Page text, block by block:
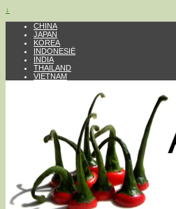
↓
CHINA
JAPAN
KOREA
INDONESIË
INDIA
THAILAND
VIETNAM